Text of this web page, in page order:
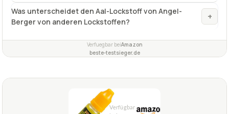
Was unterscheidet den Aal-Lockstoff von Angel-
Berger von anderen Lockstoffen?
+
Verfuegbar beiAmazon
beste-testsieger.de